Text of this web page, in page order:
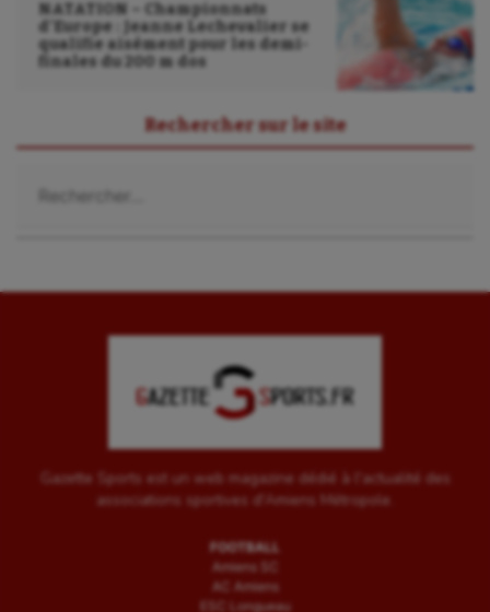
NATATION – Championnats
d’Europe : Jeanne Lechevalier se
qualifie aisément pour les demi-
finales du 200 m dos
Rechercher sur le site
Gazette Sports est un web magazine dédié à l'actualité des
associations sportives d'Amiens Métropole.
FOOTBALL
Amiens SC
AC Amiens
ESC Longueau